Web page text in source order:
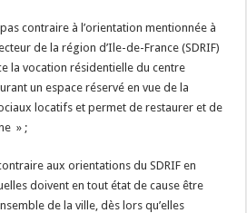
contraire à l’orientation mentionnée à
de la région d’Ile-de-France (SDRIF)
la vocation résidentielle du centre
un espace réservé en vue de la
locatifs et permet de restaurer et de
» ;
aux orientations du SDRIF en
doivent en tout état de cause être
de la ville, dès lors qu’elles